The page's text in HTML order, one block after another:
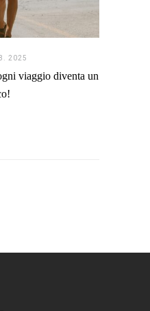
2025
viaggio diventa un